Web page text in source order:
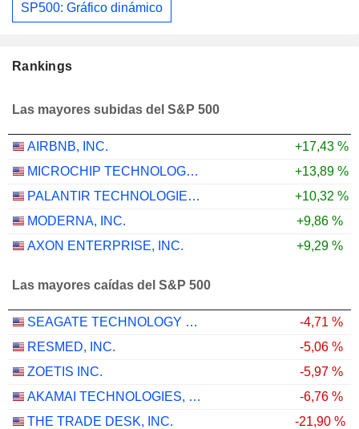
SP500: Gráfico dinámico
Rankings
Las mayores subidas del S&P 500
AIRBNB, INC.
+17,43 %
MICROCHIP TECHNOLOGY INCORPORATED
+13,89 %
PALANTIR TECHNOLOGIES INC.
+10,32 %
MODERNA, INC.
+9,86 %
AXON ENTERPRISE, INC.
+9,29 %
Las mayores caídas del S&P 500
SEAGATE TECHNOLOGY HOLDINGS PLC
-4,71 %
RESMED, INC.
-5,06 %
ZOETIS INC.
-5,97 %
AKAMAI TECHNOLOGIES, INC.
-6,76 %
THE TRADE DESK, INC.
-21,90 %